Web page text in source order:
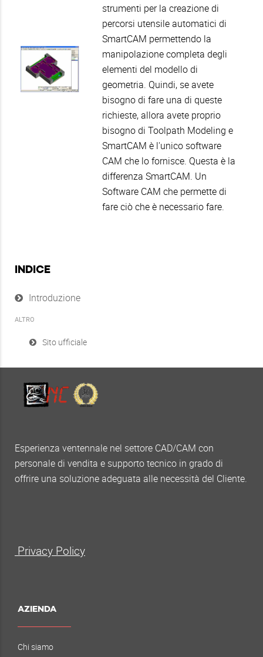
strumenti per la creazione di
percorsi utensile automatici di
SmartCAM permettendo la
manipolazione completa degli
elementi del modello di
geometria. Quindi, se avete
bisogno di fare una di queste
richieste, allora avete proprio
bisogno di Toolpath Modeling e
SmartCAM è l'unico software
CAM che lo fornisce. Questa è la
differenza SmartCAM. Un
Software CAM che permette di
fare ciò che è necessario fare.
INDICE
Introduzione
ALTRO
Sito ufficiale
Esperienza ventennale nel settore CAD/CAM con
personale di vendita e supporto tecnico in grado di
offrire una soluzione adeguata alle necessità del Cliente.
Privacy Policy
AZIENDA
Chi siamo